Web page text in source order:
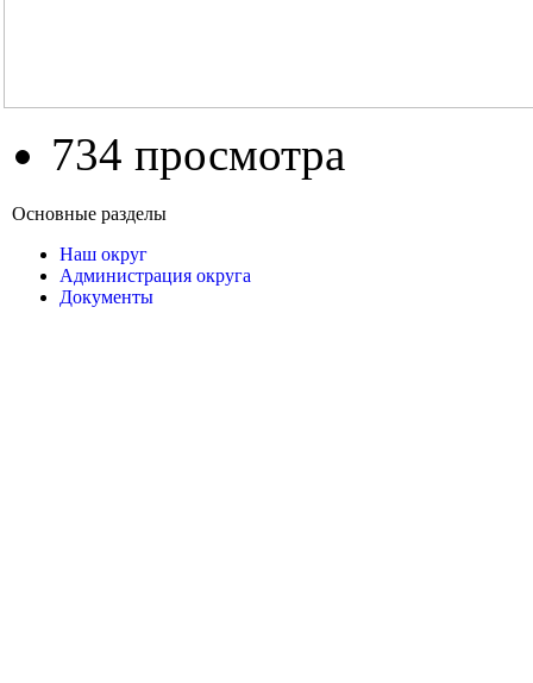
734 просмотра
Основные разделы
Наш округ
Администрация округа
Документы